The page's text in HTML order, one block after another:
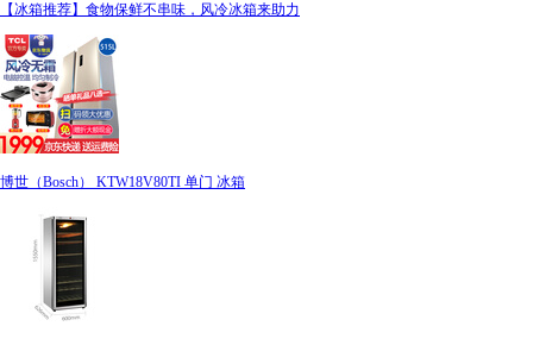
【冰箱推荐】食物保鲜不串味，风冷冰箱来助力
博世（Bosch） KTW18V80TI 单门 冰箱